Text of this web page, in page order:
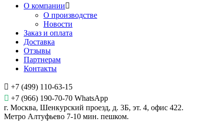
О компании
О производстве
Новости
Заказ и оплата
Доставка
Отзывы
Партнерам
Контакты
+7 (499) 110-63-15
+7 (966) 190-70-70 WhatsApp
г. Москва, Шенкурский проезд, д. 3Б, эт. 4, офис 422.
Метро Алтуфьево 7-10 мин. пешком.